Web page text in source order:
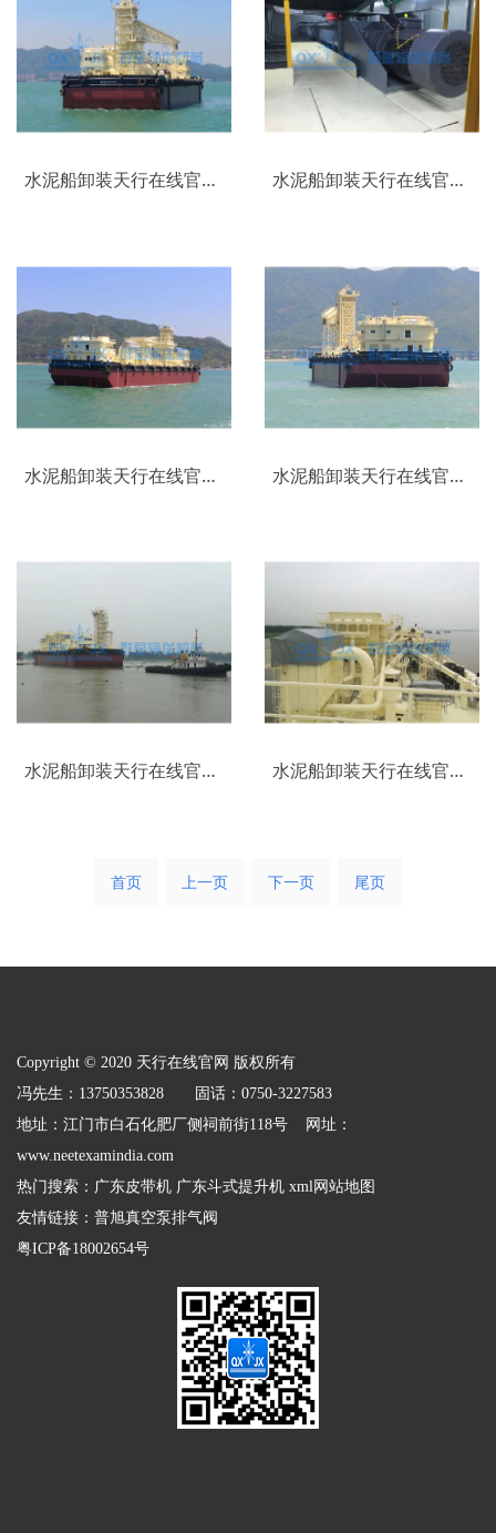
水泥船卸装天行在线官网（中国）_(10) 水泥船卸装天行在线官网（中国）_(11)
水泥船卸装天行在线官网（中国）_(8) 水泥船卸装天行在线官网（中国）_(7)
水泥船卸装天行在线官网（中国）_(6) 水泥船卸装天行在线官网（中国）_(5)
首页 上一页 下一页 尾页
Copyright © 2020 天行在线官网 版权所有
冯先生：13750353828 固话：0750-3227583
地址：江门市白石化肥厂侧祠前街118号 网址：
www.neetexamindia.com
热门搜索： 广东皮带机 广东斗式提升机 xml网站地图
友情链接： 普旭真空泵排气阀
粤ICP备18002654号